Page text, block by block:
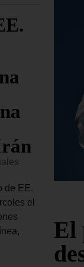
de EE.
el
El